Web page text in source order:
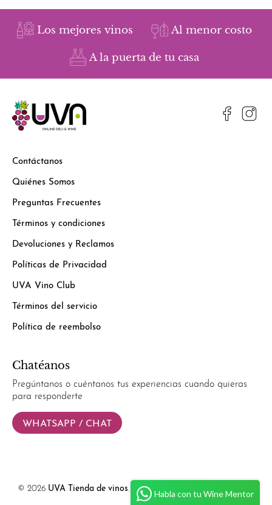
Los mejores vinos Al menor costo
A la puerta de tu casa
Contáctanos
Quiénes Somos
Preguntas Frecuentes
Términos y condiciones
Devoluciones y Reclamos
Políticas de Privacidad
UVA Vino Club
Términos del servicio
Política de reembolso
Chatéanos
Pregúntanos o cuéntanos tus experiencias cuando quieras
para responderte
WHATSAPP / CHAT
© 2026 UVA Tienda de vinos. Powered byHabla con tu Wine Mentor